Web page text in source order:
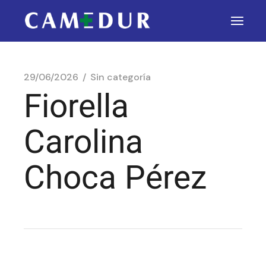
29/06/2026 Sin categoría
Fiorella
Carolina
Choca Pérez